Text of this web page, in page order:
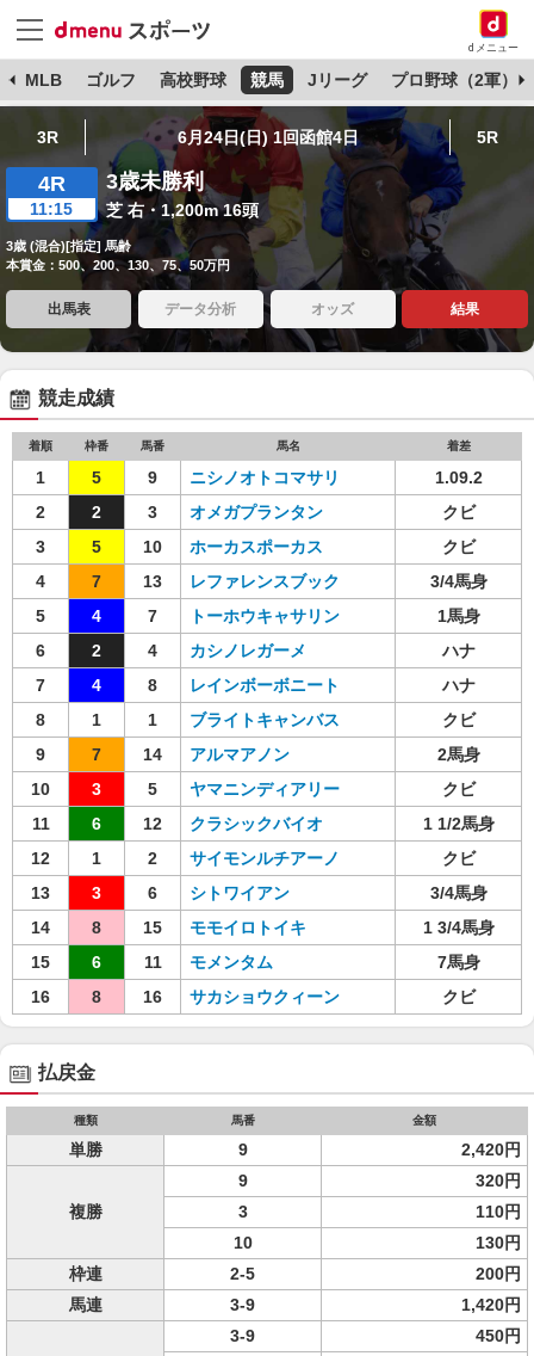
dメニュー
MLB ゴルフ 高校野球 競馬 Jリーグ プロ野球（2軍）
3R 6月24日(日) 1回函館4日 5R
4R
11:15
3歳未勝利
芝 右・1,200m 16頭
3歳 (混合)[指定] 馬齢
本賞金：500、200、130、75、50万円
出馬表 データ分析 オッズ 結果
競走成績
着順 枠番 馬番 馬名 着差
1 5 9 ニシノオトコマサリ
1.09.2
2
2 3 オメガプランタン
クビ
3
5 10 ホーカスポーカス
クビ
4
7 13 レファレンスブック
3/4馬身
5
4 7 トーホウキャサリン
1馬身
6
2 4 カシノレガーメ
ハナ
7
4 8 レインボーボニート
ハナ
8
1 1 ブライトキャンバス
クビ
9
7 14 アルマアノン
2馬身
10
3 5 ヤマニンディアリー
クビ
11
6 12 クラシックバイオ
1 1/2馬身
12
1 2 サイモンルチアーノ
クビ
13
3 6 シトワイアン
3/4馬身
14
8 15 モモイロトイキ
1 3/4馬身
15
6 11 モメンタム
7馬身
16
8 16 サカショウクィーン クビ
払戻金
種類 馬番 金額
単勝 9 2,420円
複勝
9
320円
3
110円
10
130円
枠連
2-5
200円
馬連
3-9 1,420円
3-9
450円